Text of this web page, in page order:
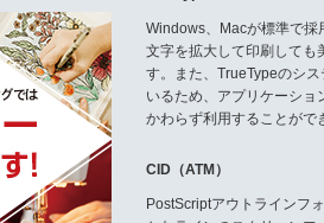
Windows、Macが標準で採
文字を拡大して印刷しても
す。また、TrueTypeのシ
いるため、アプリケーショ
かわらず利用することがで
CID（ATM）
PostScriptアウトラインフ